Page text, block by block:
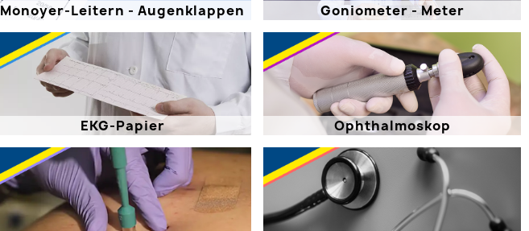
Monoyer-Leitern - Augenklappen Goniometer - Meter
EKG-Papier Ophthalmoskop